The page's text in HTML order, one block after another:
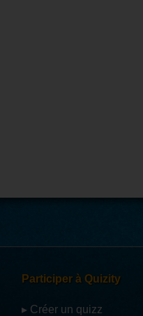
Participer à Quizity
▸ Créer un quizz